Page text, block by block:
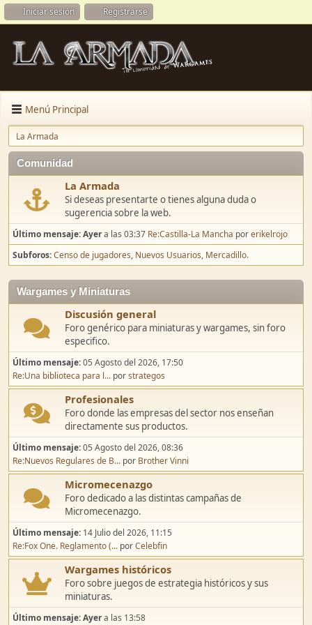
Iniciar sesión Registrarse
Menú Principal
La Armada
Comunidad
La Armada
Si deseas presentarte o tienes alguna duda o
sugerencia sobre la web.
Último mensaje:Ayera las 03:37 Re:Castilla-La Mancha porerikelrojo
Subforos Censo de jugadores Nuevos Usuarios Mercadillo.
Wargames y Miniaturas
Discusión general
Foro genérico para miniaturas y wargames, sin foro
especifico.
Último mensaje:05 Agosto del 2026, 17:50
Re:Una biblioteca para l... porstrategos
Profesionales
Foro donde las empresas del sector nos enseñan
directamente sus productos.
Último mensaje:05 Agosto del 2026, 08:36
Re:Nuevos Regulares de B... por Brother Vinni
Micromecenazgo
Foro dedicado a las distintas campañas de
Micromecenazgo.
Último mensaje: 14 Julio del 2026, 11:15
Re:Fox One. Reglamento (... porCelebfin
Wargames históricos
Foro sobre juegos de estrategia históricos y sus
miniaturas.
Último mensaje:Ayera las 13:58